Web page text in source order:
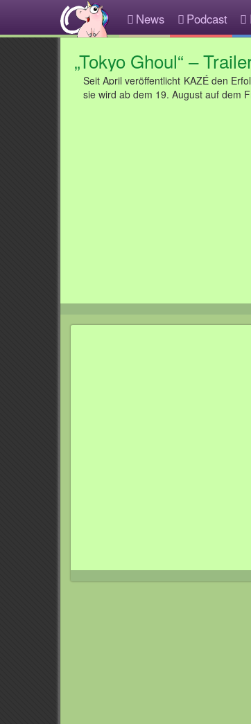
News Podcast
„Tokyo Ghoul“ –
Seit April veröffentlicht KAZÉ den
sie wird ab dem 19. August auf dem